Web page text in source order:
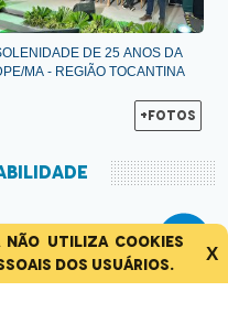
não utiliza cookies
dos usuários.
X
DE 25 ANOS DA
MA - REGIÃO TOCANTINA
+Fotos